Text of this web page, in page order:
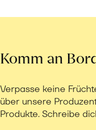
Komm an
Verpasse keine
über unsere
Produkte. Schreibe